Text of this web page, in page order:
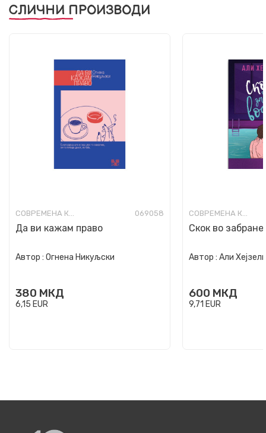
СЛИЧНИ ПРОИЗВОДИ
СОВРЕМЕНА КНИЖЕВНОСТ 069058
Да ви кажам право
Автор : Огнена Никуљски
380 МКД
6,15 EUR
СОВРЕМЕНА КНИЖЕВНОСТ
Скок во
Автор : Али
600 МКД
9,71 EUR